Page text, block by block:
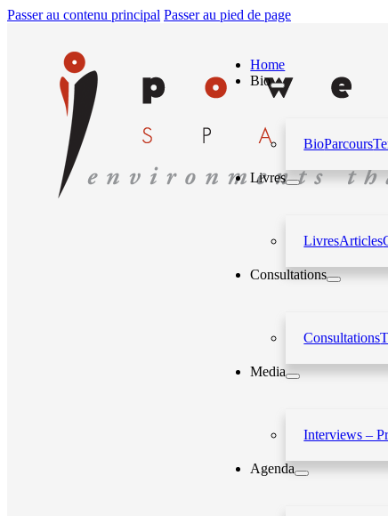
Passer au contenu principal Passer au pied de page
Home
Bio
BioParcours
Livres
LivresArticles
Consultations
Consultations
Media
Interviews –
Agenda